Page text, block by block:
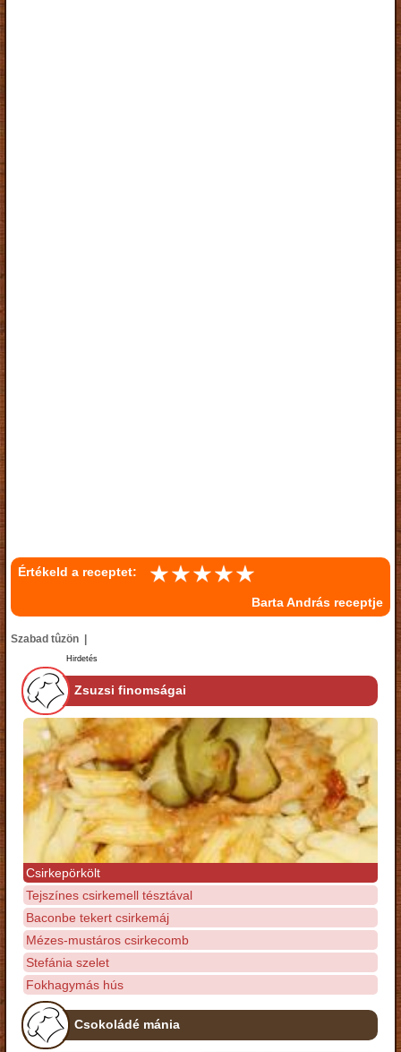
Értékeld a receptet:
Barta András receptje
Szabad tûzön |
Hirdetés
Zsuzsi finomságai
Csirkepörkölt
Tejszínes csirkemell tésztával
Baconbe tekert csirkemáj
Mézes-mustáros csirkecomb
Stefánia szelet
Fokhagymás hús
Csokoládé mánia